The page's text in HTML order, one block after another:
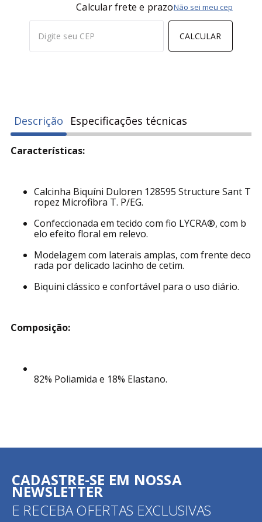
COMPRAR
Calcular frete e prazoNão sei meu cep
Características:
Calcinha Biquíni Duloren 128595 Structure Sant T
ropez Microfibra T. P/EG.
Confeccionada em tecido com fio LYCRA®, com b
elo efeito floral em relevo.
Biquini clássico e confortável para o uso diário.
Composição: